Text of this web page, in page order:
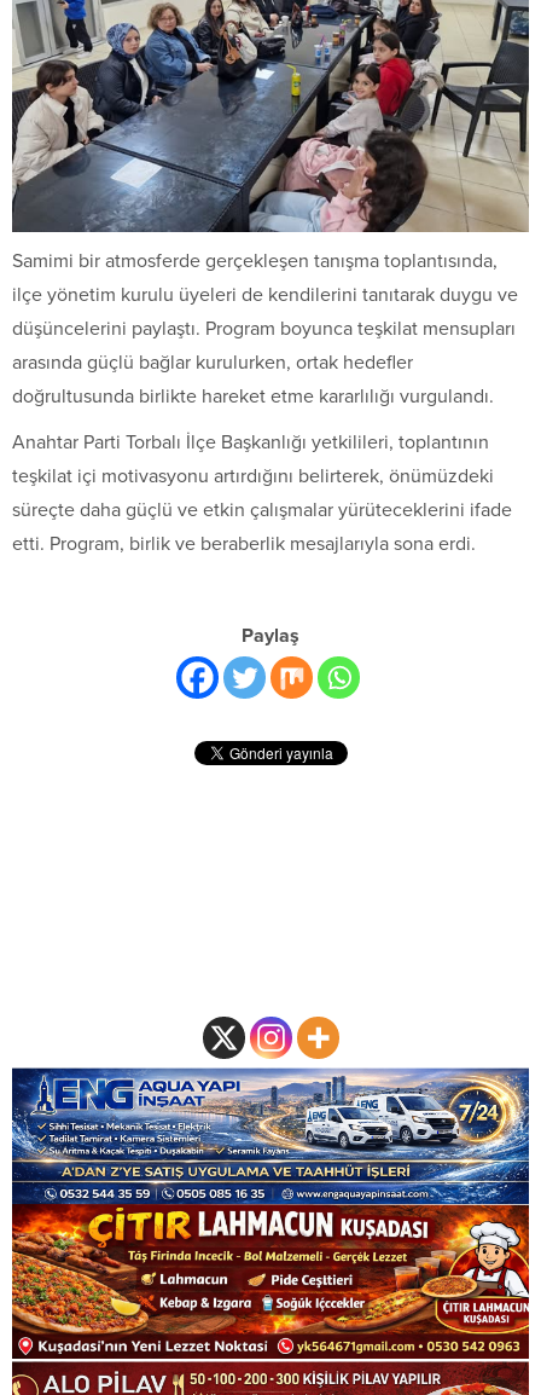
Samimi bir atmosferde gerçekleşen tanışma toplantısında,
ilçe yönetim kurulu üyeleri de kendilerini tanıtarak duygu ve
düşüncelerini paylaştı. Program boyunca teşkilat mensupları
arasında güçlü bağlar kurulurken, ortak hedefler
doğrultusunda birlikte hareket etme kararlılığı vurgulandı.
Anahtar Parti Torbalı İlçe Başkanlığı yetkilileri, toplantının
teşkilat içi motivasyonu artırdığını belirterek, önümüzdeki
süreçte daha güçlü ve etkin çalışmalar yürüteceklerini ifade
etti. Program, birlik ve beraberlik mesajlarıyla sona erdi.
Paylaş